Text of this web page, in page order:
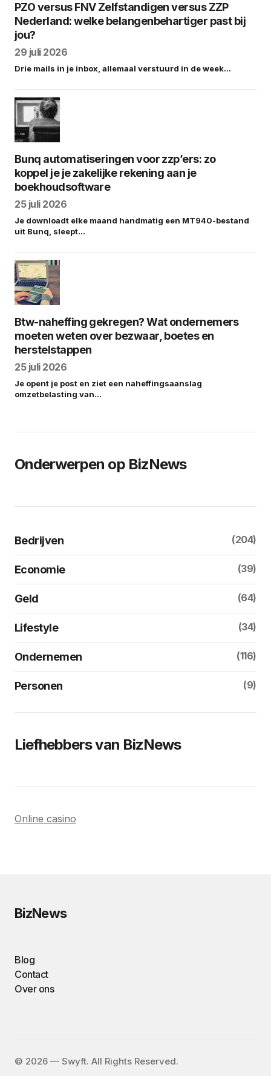
PZO versus FNV Zelfstandigen versus ZZP
Nederland: welke belangenbehartiger past bij
jou?
29 juli 2026
Drie mails in je inbox, allemaal verstuurd in de week…
Bunq automatiseringen voor zzp’ers: zo
koppel je je zakelijke rekening aan je
boekhoudsoftware
25 juli 2026
Je downloadt elke maand handmatig een MT940-bestand
uit Bunq, sleept…
Btw-naheffing gekregen? Wat ondernemers
moeten weten over bezwaar, boetes en
herstelstappen
25 juli 2026
Je opent je post en ziet een naheffingsaanslag
omzetbelasting van…
Onderwerpen op BizNews
Bedrijven (204)
Economie (39)
Geld (64)
Lifestyle (34)
Ondernemen (116)
Personen (9)
Liefhebbers van BizNews
Online casino
BizNews
Blog
Contact
Over ons
©️ 2026 — Swyft. All Rights Reserved.